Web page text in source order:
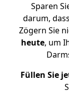
Sparen
darum,
Zögern Sie
heute, um
Füllen Sie